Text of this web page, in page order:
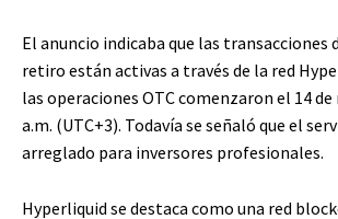
El anuncio indicaba que las transacciones
retiro están activas a través de la red
las operaciones OTC comenzaron el 14 de
a.m. (UTC+3). Todavía se señaló que el
arreglado para inversores profesionales.
Hyperliquid se destaca como una red